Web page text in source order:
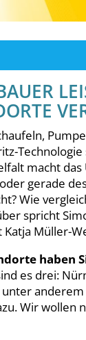
macht
gerade
Wie
spricht
Müller-
haben
es drei:
anderem
Wir wollen